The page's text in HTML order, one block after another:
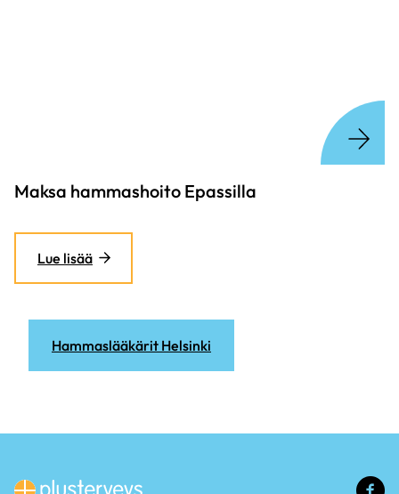
Lue lisää
Maksa hammashoito Epassilla
Hammaslääkärit Helsinki